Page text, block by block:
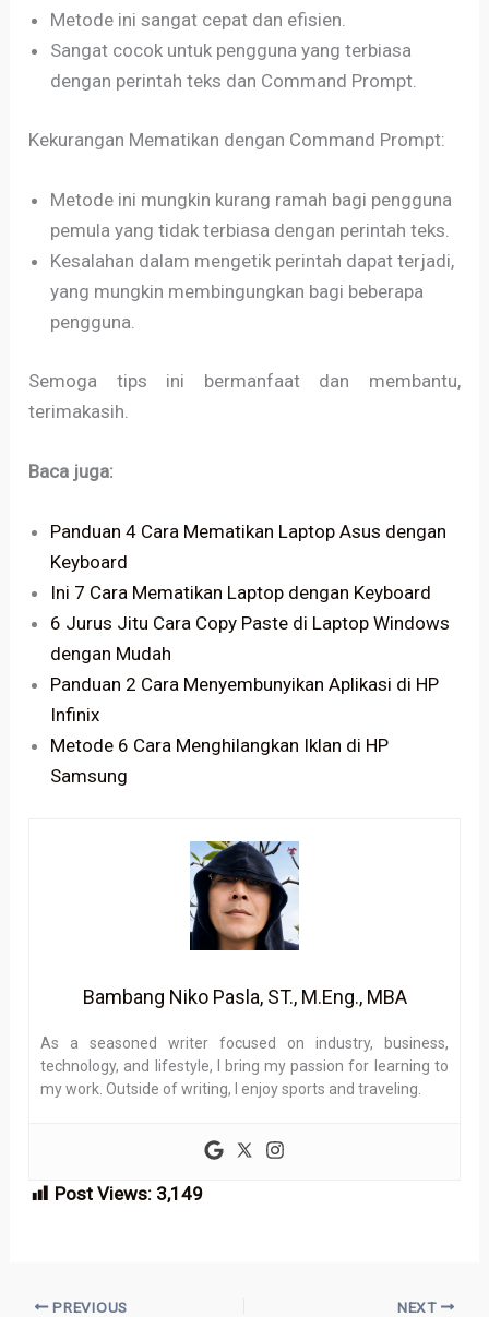
Metode ini sangat cepat dan efisien.
Sangat cocok untuk pengguna yang terbiasa
dengan perintah teks dan Command Prompt.
Kekurangan Mematikan dengan Command Prompt:
Metode ini mungkin kurang ramah bagi pengguna
pemula yang tidak terbiasa dengan perintah teks.
Kesalahan dalam mengetik perintah dapat terjadi,
yang mungkin membingungkan bagi beberapa
pengguna.
Semoga tips ini bermanfaat dan membantu,
terimakasih.
Baca juga:
Panduan 4 Cara Mematikan Laptop Asus dengan
Keyboard
Ini 7 Cara Mematikan Laptop dengan Keyboard
6 Jurus Jitu Cara Copy Paste di Laptop Windows
dengan Mudah
Panduan 2 Cara Menyembunyikan Aplikasi di HP
Infinix
Metode 6 Cara Menghilangkan Iklan di HP
Samsung
Bambang Niko Pasla, ST., M.Eng., MBA
As a seasoned writer focused on industry, business,
technology, and lifestyle, I bring my passion for learning to
my work. Outside of writing, I enjoy sports and traveling.
Post Views: 3,149
PREVIOUS NEXT